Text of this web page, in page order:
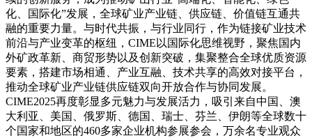
化、国际化”发展，全球矿业产业链、供应链、价值链互通共
融的重要力量。与时代共振，与行业同行，作为链接矿业技术
前沿与产业变革的枢纽，CIME以国际化思维视野，聚焦国内
外矿政革新、商贸形势以及创新突破，集聚整合全球优质资源
要素，搭建市场相通、产业互融、技术共享的高效对接平台，
推动全球矿业产业链供应链双向开放合作与协同发展。
CIME2025再度彰显多元魅力与发展活力，吸引来自中国、澳
大利亚、美国、俄罗斯、德国、瑞士、芬兰、伊朗等全球数十
个国家和地区的460多家企业机构参展参会，万余名专业观众